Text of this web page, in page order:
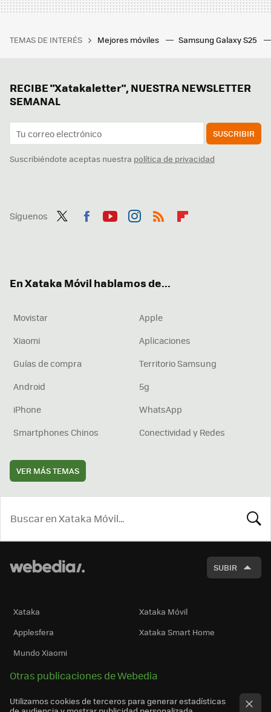
TEMAS DE INTERÉS Mejores móviles Samsung Galaxy S25
RECIBE "Xatakaletter", NUESTRA NEWSLETTER
SEMANAL
SUSCRIBIR
Suscribiéndote aceptas nuestra política de privacidad
Síguenos
En Xataka Móvil hablamos de...
Movistar
Apple
Xiaomi
Aplicaciones
Guías de compra
Territorio Samsung
Android
5g
iPhone
WhatsApp
Smartphones Chinos
Conectividad y Redes
VER MÁS TEMAS
SUBIR
Xataka
Xataka Móvil
Applesfera
Xataka Smart Home
Mundo Xiaomi
Otras publicaciones de Webedia
Utilizamos cookies de terceros para generar estadísticas